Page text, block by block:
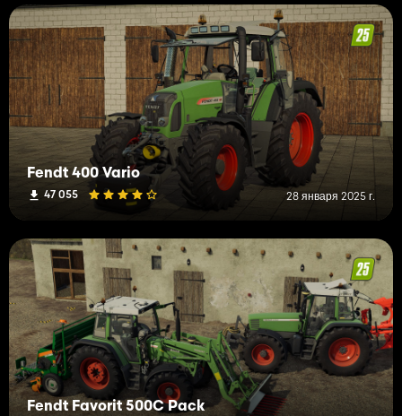
Fendt 400 Vario
47 055 28 января 2025 г.
Fendt Favorit 500C Pack